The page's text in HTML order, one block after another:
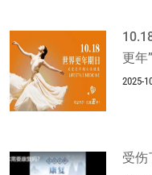
更年
2025-
受伤